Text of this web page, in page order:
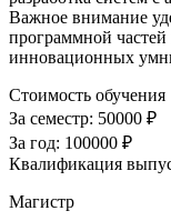
Важное внимание
программной
инновационных
Стоимость обучения
За семестр: 50000 ₽
За год: 100000 ₽
Квалификация
Магистр